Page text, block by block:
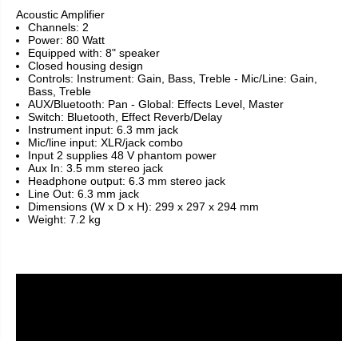
Acoustic Amplifier
Channels: 2
Power: 80 Watt
Equipped with: 8" speaker
Closed housing design
Controls: Instrument: Gain, Bass, Treble - Mic/Line: Gain,
Bass, Treble
AUX/Bluetooth: Pan - Global: Effects Level, Master
Switch: Bluetooth, Effect Reverb/Delay
Instrument input: 6.3 mm jack
Mic/line input: XLR/jack combo
Input 2 supplies 48 V phantom power
Aux In: 3.5 mm stereo jack
Headphone output: 6.3 mm stereo jack
Line Out: 6.3 mm jack
Dimensions (W x D x H): 299 x 297 x 294 mm
Weight: 7.2 kg